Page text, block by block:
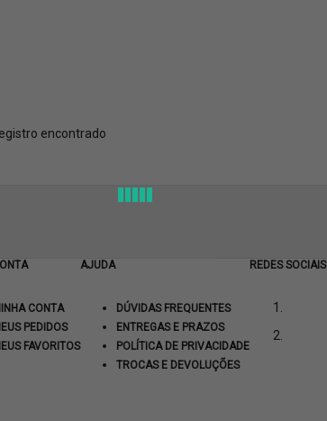
encontrado
CONTA
PEDIDOS
FAVORITOS
AJUDA
DÚVIDAS FREQUENTES
ENTREGAS E PRAZOS
POLÍTICA DE PRIVACIDADE
TROCAS E DEVOLUÇÕES
REDES SOCIAIS